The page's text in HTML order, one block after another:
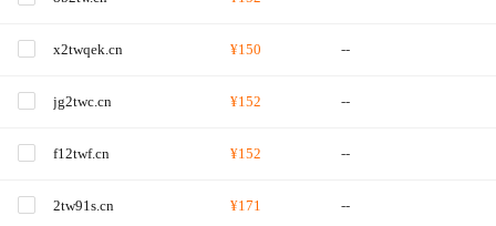
x2twqek.cn ¥150 --
jg2twc.cn ¥152 --
f12twf.cn ¥152 --
2tw91s.cn ¥171 --